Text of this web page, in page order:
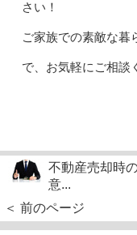
さい！
ご家族での素敵な暮
で、お気軽にご相談
不動産売却時
意...
＜ 前のページ